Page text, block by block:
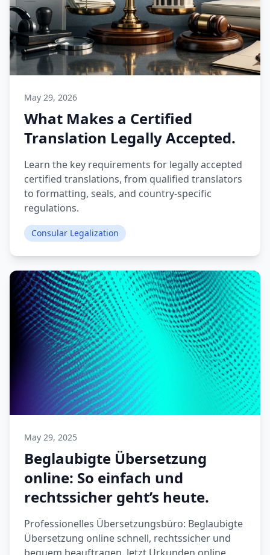
May 29, 2026
What Makes a Certified
Translation Legally Accepted.
Learn the key requirements for legally accepted
certified translations, from qualified translators
to formatting, seals, and country-specific
regulations.
Consular Legalization
May 29, 2025
Beglaubigte Übersetzung
online: So einfach und
rechtssicher geht’s heute.
Professionelles Übersetzungsbüro: Beglaubigte
Übersetzung online schnell, rechtssicher und